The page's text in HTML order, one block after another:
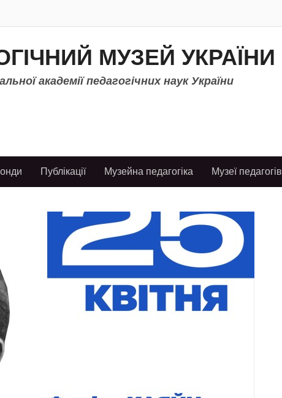
МУЗЕЙ УКРАЇНИ
академії педагогічних наук України
Публікації Музейна педагогіка Музеї педагогів